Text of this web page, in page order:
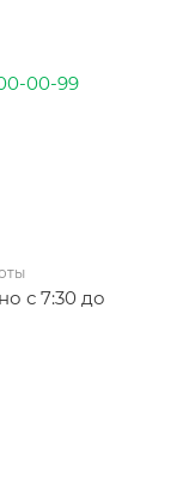
00-99
с 7:30 до